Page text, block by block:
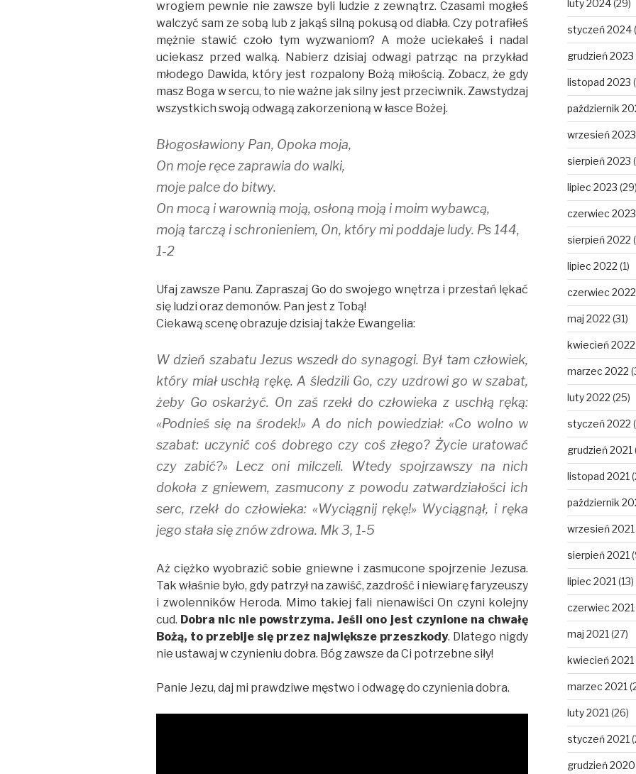
wrogiem pewnie nie zawsze byli ludzie z zewnątrz. Czasami mogłeś
walczyć sam ze sobą lub z jakąś silną pokusą od diabła. Czy potrafiłeś
mężnie stawić czoło tym wyzwaniom? A może uciekałeś i nadal
uciekasz przed walką. Nabierz dzisiaj odwagi patrząc na przykład
młodego Dawida, który jest rozpalony Bożą miłością. Zobacz, że gdy
masz Boga w sercu, to nie ważne jak silny jest przeciwnik. Zawstydzaj
wszystkich swoją odwagą zakorzenioną w łasce Bożej.
Błogosławiony Pan, Opoka moja,
On moje ręce zaprawia do walki,
moje palce do bitwy.
On mocą i warownią moją, osłoną moją i moim wybawcą,
moją tarczą i schronieniem, On, który mi poddaje ludy. Ps 144,
1-2
Ufaj zawsze Panu. Zapraszaj Go do swojego wnętrza i przestań lękać
się ludzi oraz demonów. Pan jest z Tobą!
Ciekawą scenę obrazuje dzisiaj także Ewangelia:
W dzień szabatu Jezus wszedł do synagogi. Był tam człowiek,
który miał uschłą rękę. A śledzili Go, czy uzdrowi go w szabat,
żeby Go oskarżyć. On zaś rzekł do człowieka z uschłą ręką:
«Podnieś się na środek!» A do nich powiedział: «Co wolno w
szabat: uczynić coś dobrego czy coś złego? Życie uratować
czy zabić?» Lecz oni milczeli. Wtedy spojrzawszy na nich
dokoła z gniewem, zasmucony z powodu zatwardziałości ich
serc, rzekł do człowieka: «Wyciągnij rękę!» Wyciągnął, i ręka
jego stała się znów zdrowa. Mk 3, 1-5
Aż ciężko wyobrazić sobie gniewne i zasmucone spojrzenie Jezusa.
Tak właśnie było, gdy patrzył na zawiść, zazdrość i niewiarę faryzeuszy
i zwolenników Heroda. Mimo takiej fali nienawiści On czyni kolejny
cud. Dobra nic nie powstrzyma. Jeśli ono jest czynione na chwałę
Bożą, to przebije się przez największe przeszkody. Dlatego nigdy
nie ustawaj w czynieniu dobra. Bóg zawsze da Ci potrzebne siły!
Panie Jezu, daj mi prawdziwe męstwo i odwagę do czynienia dobra.
luty 2024(29)
styczeń 2024
grudzień 2023
listopad 2023
październik
wrzesień 2023
sierpień 2023
lipiec 2023 (29)
czerwiec 2023
sierpień 2022
lipiec 2022 (1)
czerwiec 2022
maj 2022 (31)
kwiecień 2022
marzec 2022
luty 2022 (25)
styczeń 2022
grudzień 2021
listopad 2021
październik
wrzesień 2021
sierpień 2021
lipiec 2021 (13)
czerwiec 2021
maj 2021 (27)
kwiecień 2021
marzec 2021
luty 2021 (26)
styczeń 2021
grudzień 2020